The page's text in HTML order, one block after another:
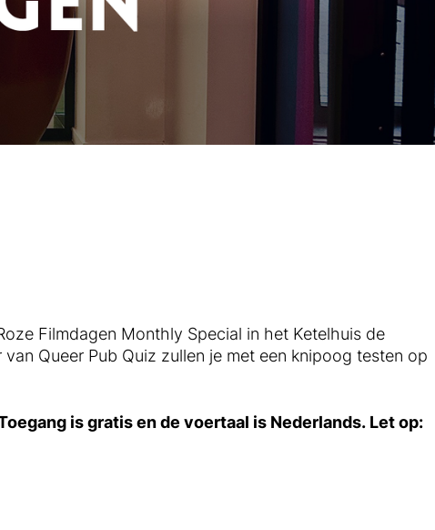
Filmdagen Monthly Special in het Ketelhuis de
Queer Pub Quiz zullen je met een knipoog testen op
is gratis en de voertaal is Nederlands. Let op: